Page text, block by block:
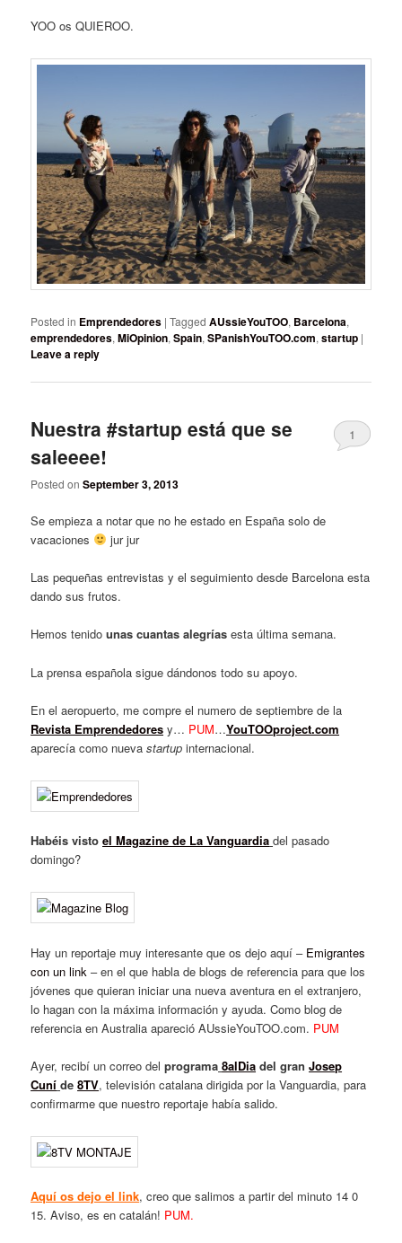
YOO os QUIEROO.
Posted in Emprendedores |Tagged AUssieYouTOO, Barcelona,
emprendedores,MiOpinion,Spain,SPanishYouTOO.com,startup |
Leave a reply
Nuestra #startup está que se
saleeee!
Posted onSeptember 3, 2013
1
Se empieza a notar que no he estado en España solo de
vacaciones
jur jur
Las pequeñas entrevistas y el seguimiento desde Barcelona esta
dando sus frutos.
Hemos tenidounas cuantas alegrías esta última semana.
La prensa española sigue dándonos todo su apoyo.
En el aeropuerto, me compre el numero de septiembre de la
Revista Emprendedores y… PUM…YouTOOproject.com
aparecía como nuevastartupinternacional.
Habéis vistoel Magazine de La Vanguardia del pasado
domingo?
Hay un reportaje muy interesante que os dejo aquí – Emigrantes
con un link – en el que habla de blogs de referencia para que los
jóvenes que quieran iniciar una nueva aventura en el extranjero,
lo hagan con la máxima información y ayuda. Como blog de
referencia en Australia apareció AUssieYouTOO.com. PUM
Ayer, recibí un correo delprograma 8alDia del granJosep
Cuní de8TV, televisión catalana dirigida por la Vanguardia, para
confirmarme que nuestro reportaje había salido.
Aquí os dejo el link, creo que salimos a partir del minuto 14 0
15. Aviso, es en catalán! PUM.